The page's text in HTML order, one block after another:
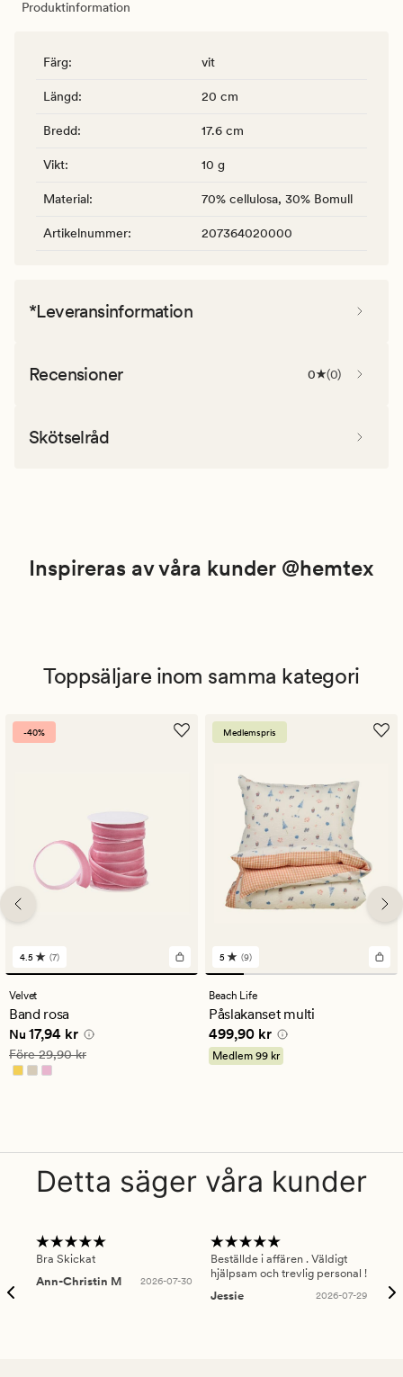
Produktinformation
Färg: vit
Längd: 20 cm
Bredd: 17.6 cm
Vikt: 10 g
Material: 70% cellulosa, 30% Bomull
Artikelnummer: 207364020000
*Leveransinformation
Recensioner 0 (0)
Skötselråd
Inspireras av våra kunder @hemtex
Toppsäljare inom samma kategori
-40%
7
omdömen
med
ett
genomsnittligt
betyg
på
4.5
4.5 (7)
Velvet
Band rosa
Nuvarande pris
Nu 17,94 kr
Ordinarie pris
Före29,90 kr
Medlemspris
9
omdömen
med
ett
genomsnittligt
betyg
på
5
5 (9)
Beach Life
Påslakanset multi
Pris 499,90 kr
499,90 kr
Medlem 99 kr
Detta säger våra kunder
Bra Skickat
Ann-Christin M
2026-07-30
Beställde i affären . Väldigt
hjälpsam och trevlig personal !
Jessie
2026-07-29